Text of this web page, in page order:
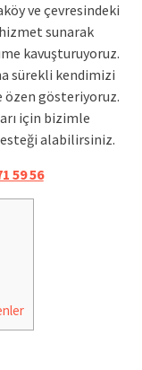
ve çevresindeki
sunarak
kavuşturuyoruz.
sürekli kendimizi
gösteriyoruz.
için bizimle
alabilirsiniz.
59 56